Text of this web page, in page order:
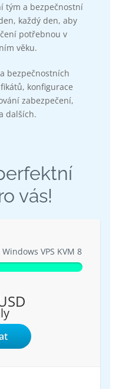
tým a bezpečnostní
každý den, aby
potřebnou v
věku.
bezpečnostních
konfigurace
zabezpečení,
dalších.
vás!
Windows VPS KVM 8